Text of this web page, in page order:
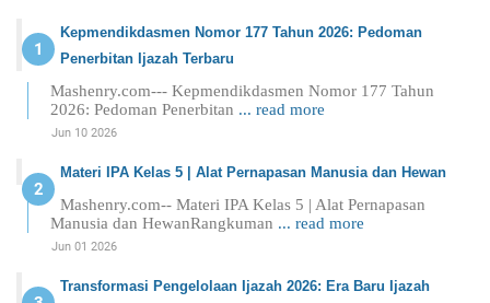
Kepmendikdasmen Nomor 177 Tahun 2026: Pedoman
Penerbitan Ijazah Terbaru
Mashenry.com--- Kepmendikdasmen Nomor 177 Tahun
2026: Pedoman Penerbitan ... read more
Jun 10 2026
Materi IPA Kelas 5 | Alat Pernapasan Manusia dan Hewan
Mashenry.com-- Materi IPA Kelas 5 | Alat Pernapasan
Manusia dan HewanRangkuman ... read more
Jun 01 2026
Transformasi Pengelolaan Ijazah 2026: Era Baru Ijazah